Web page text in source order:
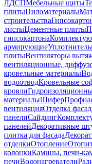
ЛДСПМебельные щиты
плитыПиломатериалы
строительства
листыЦементные плиты
гипсокартона
армирующие
плитыВентиляторы
вентиляционные,
кровельные материалы
водоотводКровельные
кровли
материалыШифер
вентиляцияОтделка
панелиСайдинг
панелейДекоративные
плитка для фасада
отделкиОтопление
колонкиКамины, печи-
печиВодонагреватели